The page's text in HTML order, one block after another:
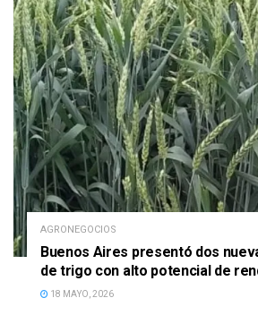
AGRONEGOCIOS
Buenos Aires presentó dos
de trigo con alto potencial de
18 MAYO, 2026